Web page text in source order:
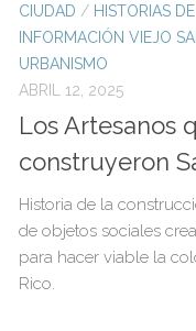
CIUDAD / HISTORIAS
INFORMACIÓN VIEJO
URBANISMO
ABRIL 12, 2025
Los Artesanos
construyeron
Historia de la
de objetos sociales
para hacer viable la
Rico.